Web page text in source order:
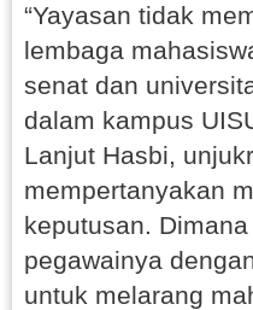
“Yayasan tidak
lembaga
senat dan
dalam kampus
Lanjut Hasbi,
mempertanyakan
keputusan.
pegawainya
untuk melarang